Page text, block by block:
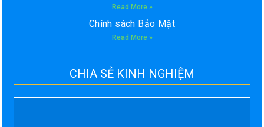
Read More »
Chính sách Bảo Mật
Read More »
CHIA SẺ KINH NGHIỆM